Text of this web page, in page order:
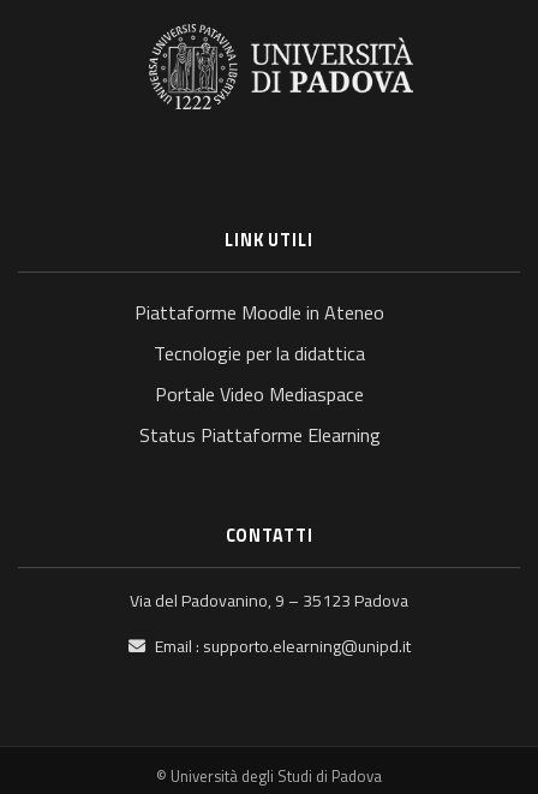
LINK UTILI
Piattaforme Moodle in Ateneo
Tecnologie per la didattica
Portale Video Mediaspace
Status Piattaforme Elearning
CONTATTI
Via del Padovanino, 9 – 35123 Padova
Email : supporto.elearning@unipd.it
© Università degli Studi di Padova